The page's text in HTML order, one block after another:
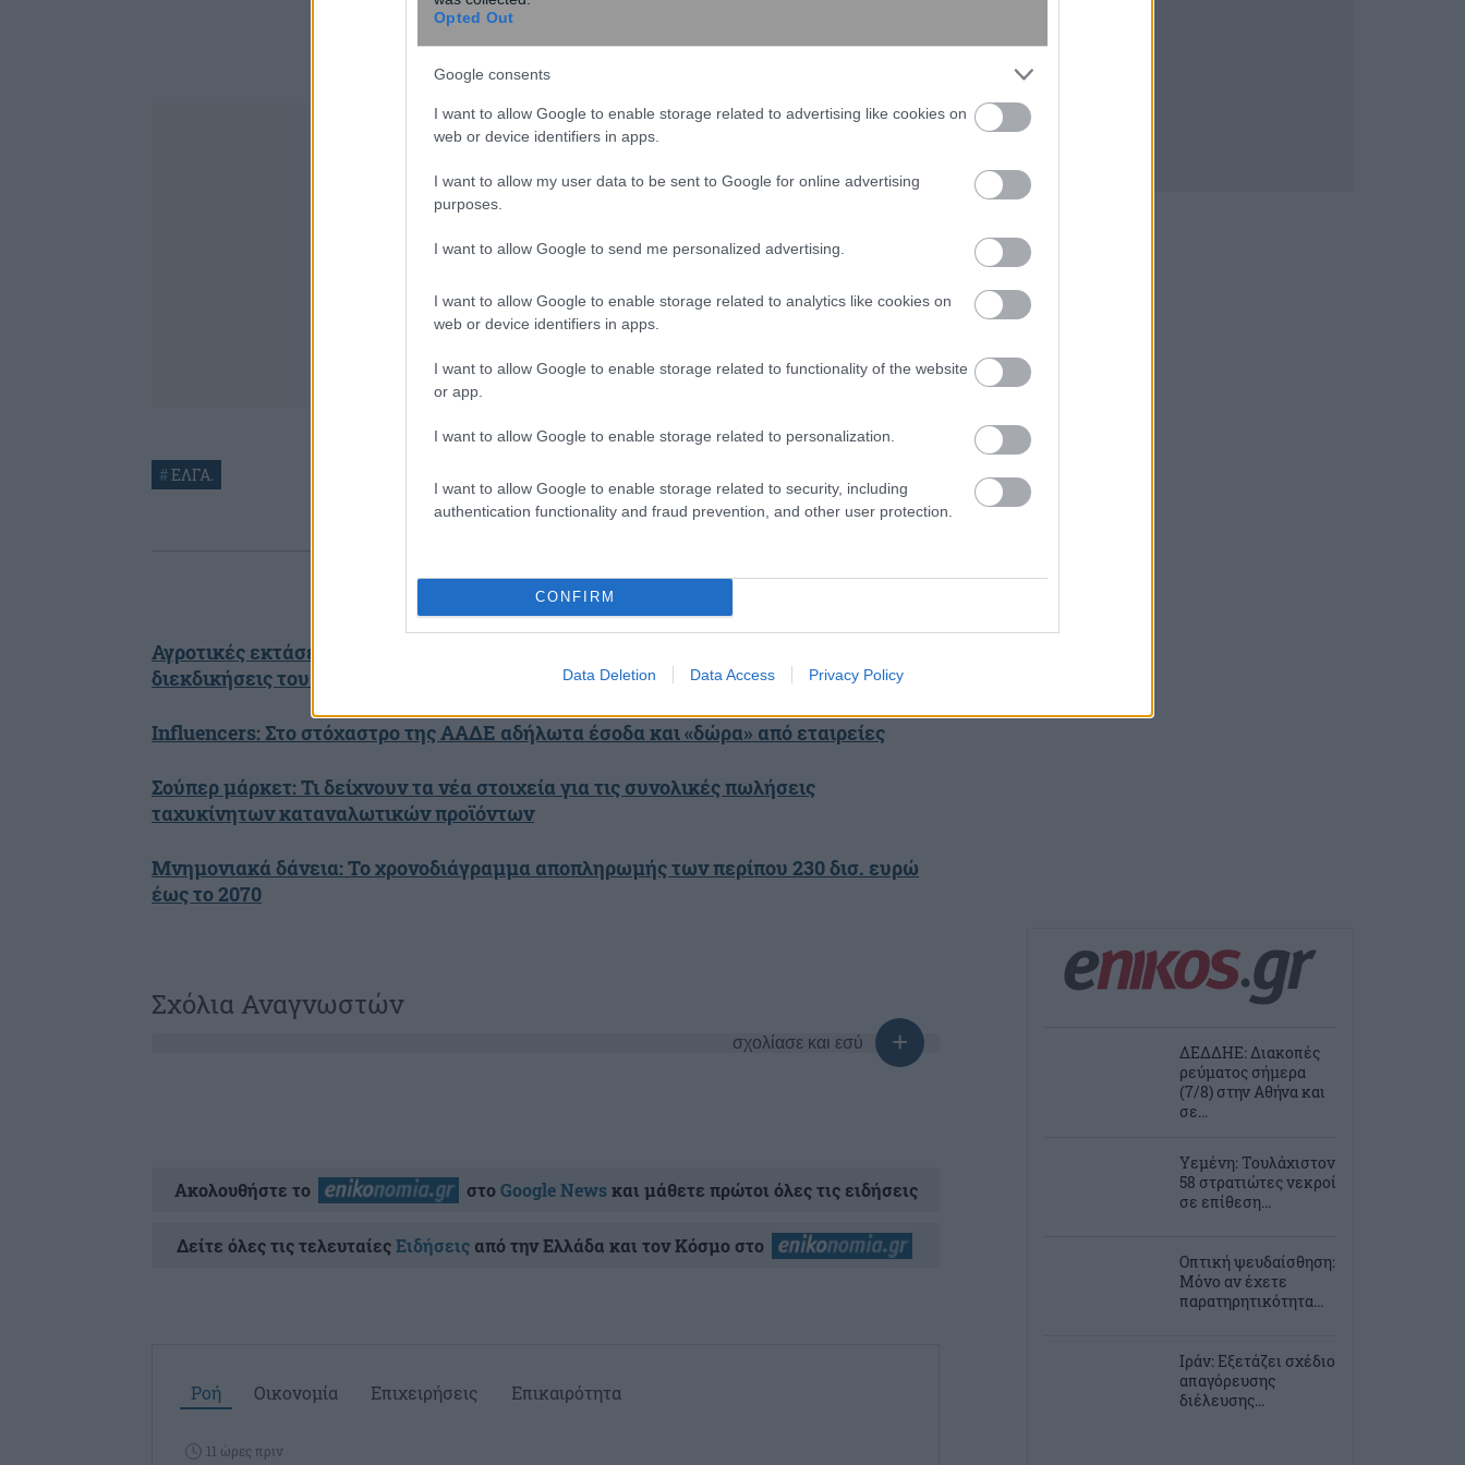
Opted Out
Google consents
I want to allow Google to enable storage related to advertising like cookies on
web or device identifiers in apps.
I want to allow my user data to be sent to Google for online advertising
purposes.
I want to allow Google to send me personalized advertising.
I want to allow Google to enable storage related to analytics like cookies on
web or device identifiers in apps.
I want to allow Google to enable storage related to functionality of the website
or app.
I want to allow Google to enable storage related to personalization.
I want to allow Google to enable storage related to security, including
authentication functionality and fraud prevention, and other user protection.
CONFIRM
Data Deletion Data Access Privacy Policy
#ΕΛΓΑ.
Αγροτικές εκτάσεις: Η ρύθμιση που απαλλάσσει χιλιάδες ιδιοκτήτες από τις
διεκδικήσεις του Δημοσίου – Όλα όσα είπαν Χατζηδάκης- Σχοινάς
Influencers: Στο στόχαστρο της ΑΑΔΕ αδήλωτα έσοδα και «δώρα» από εταιρείες
Σούπερ μάρκετ: Τι δείχνουν τα νέα στοιχεία για τις συνολικές πωλήσεις
ταχυκίνητων καταναλωτικών προϊόντων
Μνημονιακά δάνεια: Το χρονοδιάγραμμα αποπληρωμής των περίπου 230 δισ. ευρώ
έως το 2070
Σχόλια Αναγνωστών
σχολίασε και εσύ
Ακολουθήστε το στοGoogle Newsκαι μάθετε πρώτοι όλες τις ειδήσεις
Δείτε όλες τις τελευταίεςΕιδήσειςαπό την Ελλάδα και τον Κόσμο στο
Ροή Οικονομία Επιχειρήσεις Επικαιρότητα
11 ώρες πριν
ΔΕΔΔΗΕ: Διακοπές
ρεύματος σήμερα
(7/8) στην Αθήνα και
σε...
Υεμένη: Τουλάχιστον
58 στρατιώτες νεκροί
σε επίθεση...
Οπτική ψευδαίσθηση:
Μόνο αν έχετε
παρατηρητικότητα...
Ιράν: Εξετάζει σχέδιο
απαγόρευσης
διέλευσης...